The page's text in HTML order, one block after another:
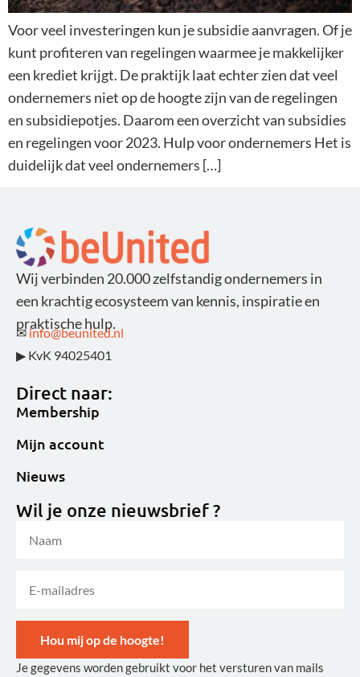
Voor veel investeringen kun je subsidie aanvragen. Of je
kunt profiteren van regelingen waarmee je makkelijker
een krediet krijgt. De praktijk laat echter zien dat veel
ondernemers niet op de hoogte zijn van de regelingen
en subsidiepotjes. Daarom een overzicht van subsidies
en regelingen voor 2023. Hulp voor ondernemers Het is
duidelijk dat veel ondernemers […]
Wij verbinden 20.000 zelfstandig ondernemers in
een krachtig ecosysteem van kennis, inspiratie en
praktische hulp.
✉ info@beunited.nl
▶ KvK 94025401
Direct naar:
Membership
Mijn account
Nieuws
Wil je onze nieuwsbrief ?
Hou mij op de hoogte!
Alternative:
Je gegevens worden gebruikt voor het versturen van mails